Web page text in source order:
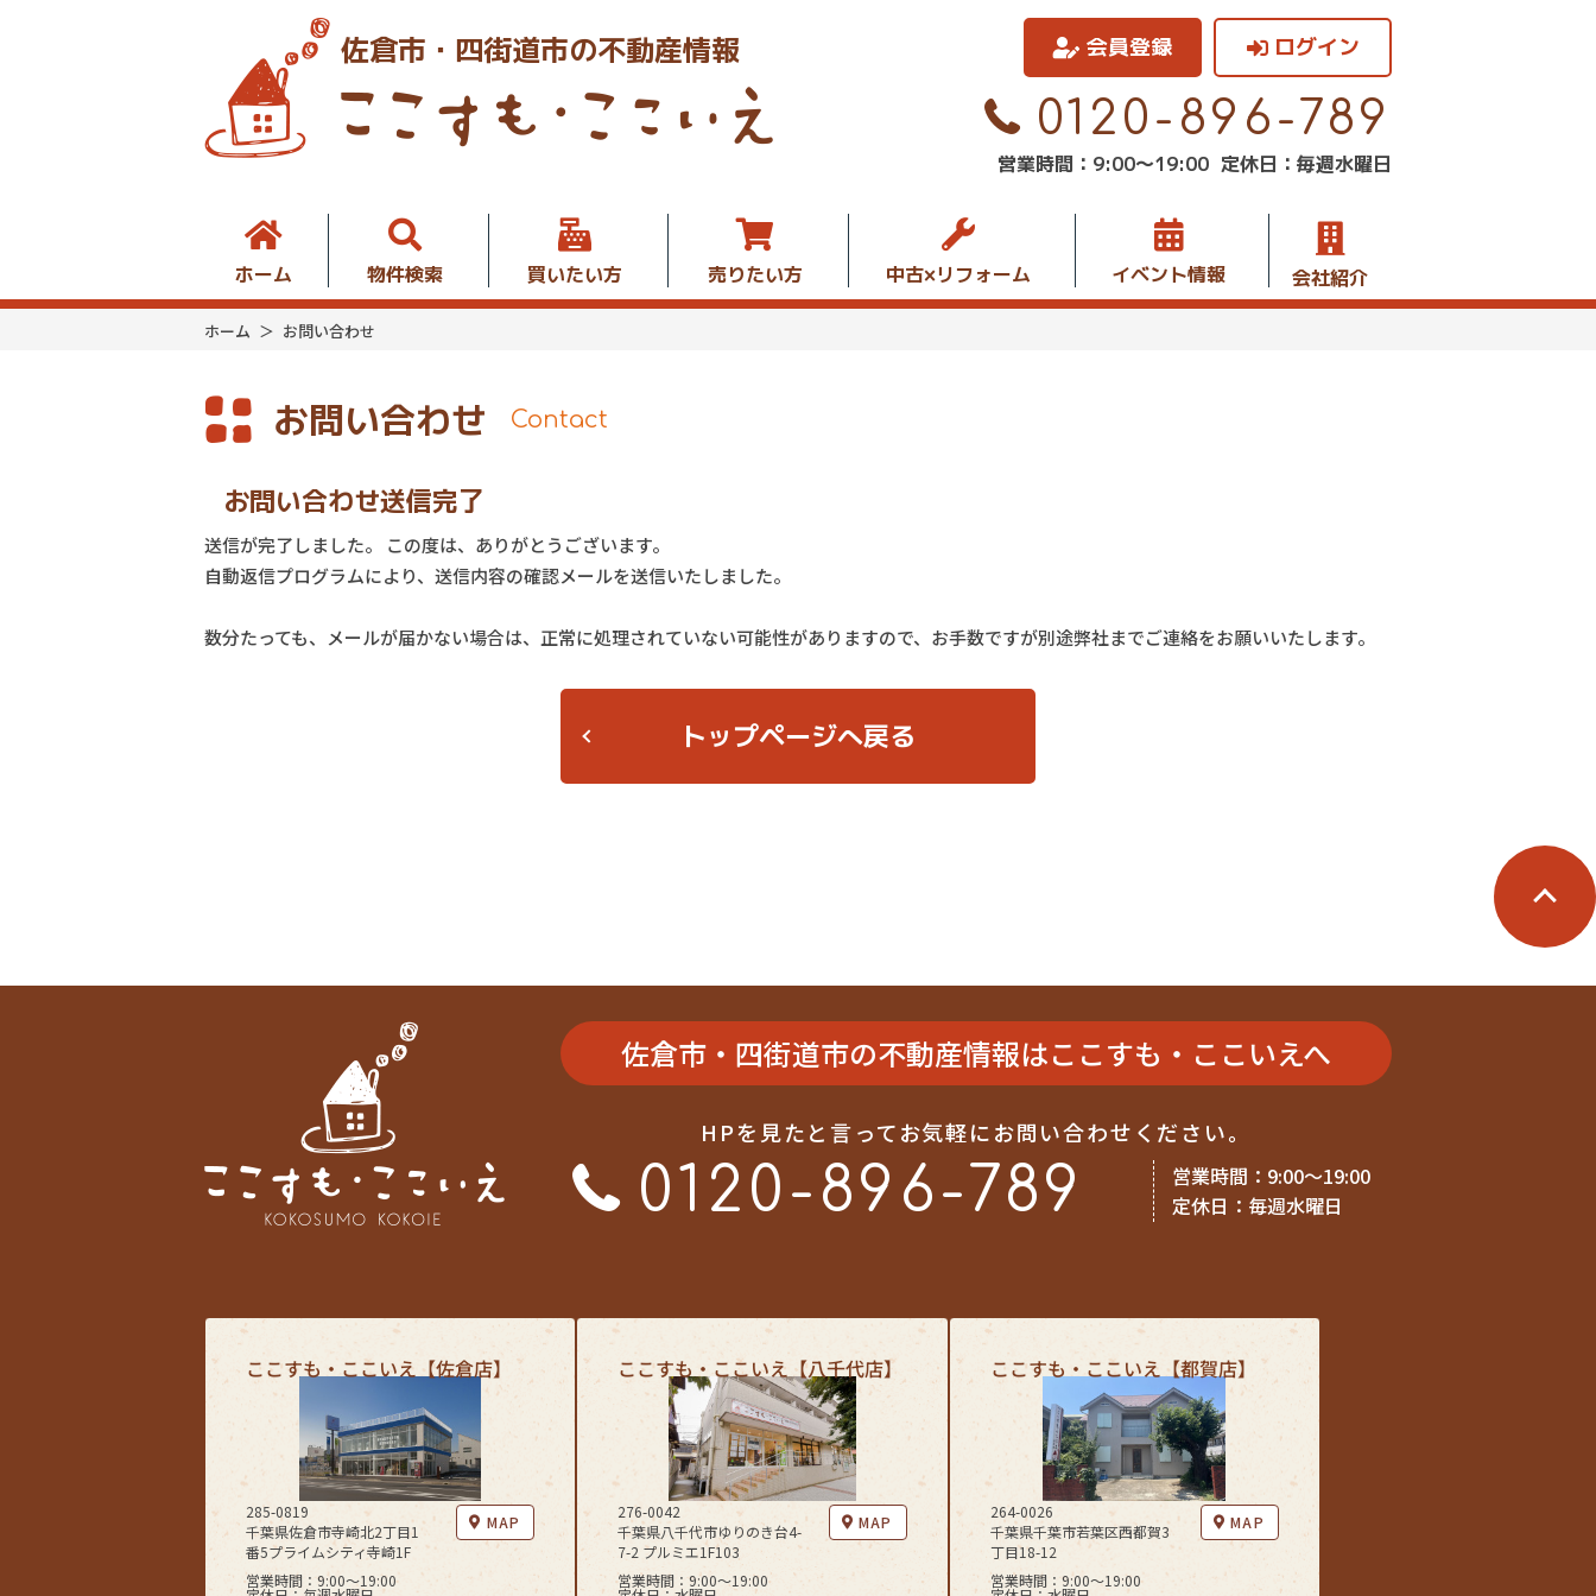
佐倉市・四街道市の不動産情報 会員登録 ログイン
0120-896-789
営業時間：9:00〜19:00 定休日：毎週水曜日
ホーム 物件検索 買いたい方 売りたい方 中古×リフォーム イベント情報 会社紹介
ホーム お問い合わせ
お問い合わせ Contact
お問い合わせ送信完了
送信が完了しました。 この度は、ありがとうございます。
自動返信プログラムにより、送信内容の確認メールを送信いたしました。
数分たっても、メールが届かない場合は、正常に処理されていない可能性がありますので、お手数ですが別途弊社までご連絡をお願いいたします。
トップページへ戻る
佐倉市・四街道市の不動産情報はここすも・ここいえへ
HPを見たと言ってお気軽にお問い合わせください。
0120-896-789
営業時間：9:00〜19:00
定休日：毎週水曜日
ここすも・ここいえ【佐倉店】
285-0819
千葉県佐倉市寺崎北2丁目1
番5プライムシティ寺崎1F
営業時間：9:00〜19:00
MAP
ここすも・ここいえ【八千代店】
276-0042
千葉県八千代市ゆりのき台4-
7-2 プルミエ1F103
営業時間：9:00〜19:00
MAP
ここすも・ここいえ【都賀店】
264-0026
千葉県千葉市若葉区西都賀3
丁目18-12
営業時間：9:00〜19:00
MAP